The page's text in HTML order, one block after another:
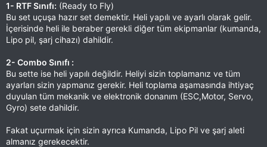
1- RTF Sınıfı: (Ready to Fly)
Bu set uçuşa hazır set demektir. Heli yapılı ve ayarlı olarak gelir.
İçerisinde heli ile beraber gerekli diğer tüm ekipmanlar (kumanda,
Lipo pil, şarj cihazı) dahildir.
2- Combo Sınıfı :
Bu sette ise heli yapılı değildir. Heliyi sizin toplamanız ve tüm
ayarları sizin yapmanız gerekir. Heli toplama aşamasında ihtiyaç
duyulan tüm mekanik ve elektronik donanım (ESC,Motor, Servo,
Gyro) sete dahildir.
Fakat uçurmak için sizin ayrıca Kumanda, Lipo Pil ve şarj aleti
almanız gerekecektir.